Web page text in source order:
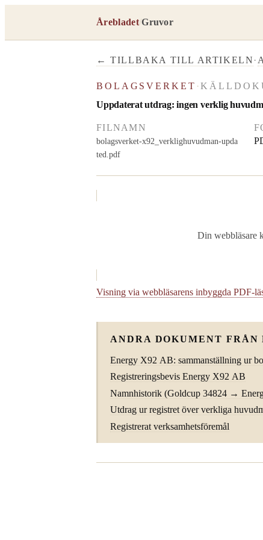
Årebladet/Gruvor
← TILLBAKA TILL ARTIKELN ·
BOLAGSVERKET ·
Uppdaterat utdrag: ingen verklig
FILNAMN
bolagsverket-x92_verklighuvudman-upda
ted.pdf
Din webbläsare
Visning via webbläsarens inbyggda PDF-
ANDRA DOKUMENT FRÅN
Energy X92 AB: sammanställning ur
Registreringsbevis Energy X92 AB
Namnhistorik (Goldcup 34824 →
Utdrag ur registret över verkliga
Registrerat verksamhetsföremål